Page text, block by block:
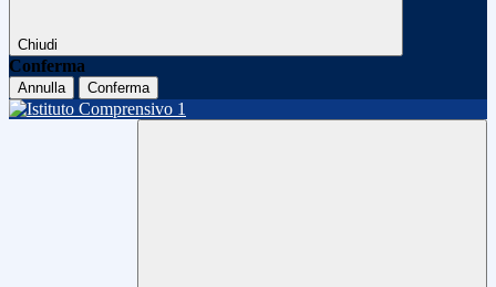
Chiudi
Conferma
Annulla Conferma